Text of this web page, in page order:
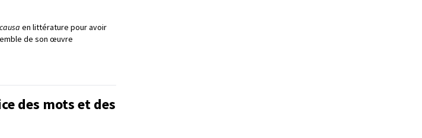
en littérature pour avoir
de son œuvre
des mots et des